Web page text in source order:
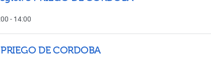
- 14:00
DE CORDOBA